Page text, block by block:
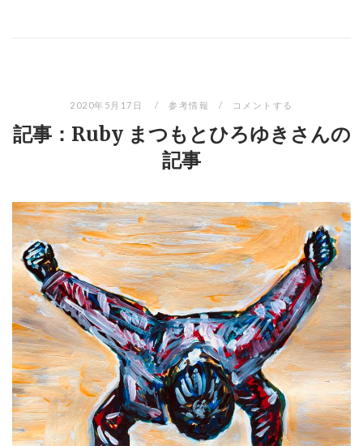
2020年5月17日 参考情報 コメントする
記事：Ruby まつもとひろゆきさんの
記事